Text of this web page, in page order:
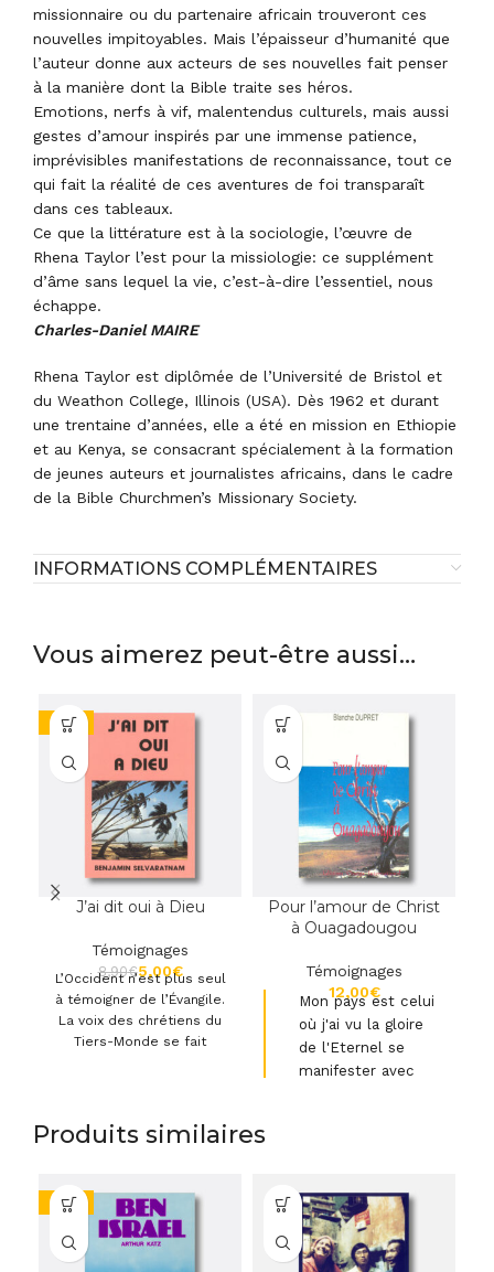
missionnaire ou du partenaire africain trouveront ces
nouvelles impitoyables. Mais l’épaisseur d’humanité que
l’auteur donne aux acteurs de ses nouvelles fait penser
à la manière dont la Bible traite ses héros.
Emotions, nerfs à vif, malentendus culturels, mais aussi
gestes d’amour inspirés par une immense patience,
imprévisibles manifestations de reconnaissance, tout ce
qui fait la réalité de ces aventures de foi transparaît
dans ces tableaux.
Ce que la littérature est à la sociologie, l’œuvre de
Rhena Taylor l’est pour la missiologie: ce supplément
d’âme sans lequel la vie, c’est-à-dire l’essentiel, nous
échappe.
Charles-Daniel MAIRE
Rhena Taylor est diplômée de l’Université de Bristol et
du Weathon College, Illinois (USA). Dès 1962 et durant
une trentaine d’années, elle a été en mission en Ethiopie
et au Kenya, se consacrant spécialement à la formation
de jeunes auteurs et journalistes africains, dans le cadre
de la Bible Churchmen’s Missionary Society.
INFORMATIONS COMPLÉMENTAIRES
Vous aimerez peut-être aussi…
-44%
J’ai dit oui à Dieu
Témoignages
8,90€5,00€
L’Occident n’est plus seul
à témoigner de l’Évangile.
La voix des chrétiens du
Tiers-Monde se fait
Pour l’amour de Christ
à Ouagadougou
Témoignages
€
Mon pays est celui
où j'ai vu la gloire
de l'Eternel se
manifester avec
Produits similaires
-28%